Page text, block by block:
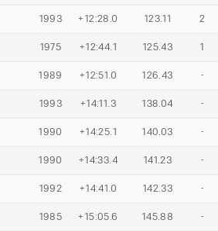
1993 +12:28.0 123.11 2
1975 +12:44.1 125.43 1
1989 +12:51.0 126.43 -
1993 +14:11.3 138.04 -
1990 +14:25.1 140.03 -
1990 +14:33.4 141.23 -
1992 +14:41.0 142.33 -
1985 +15:05.6 145.88 -